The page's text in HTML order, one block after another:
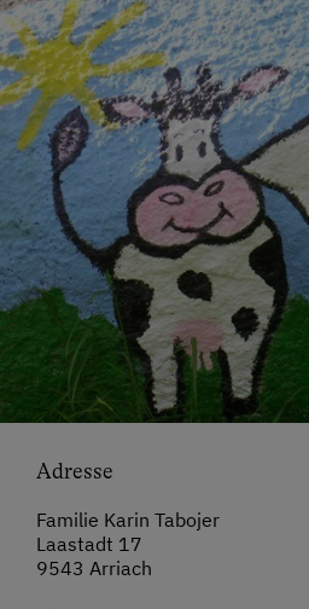
Adresse
Familie Karin Tabojer
Laastadt 17
9543 Arriach